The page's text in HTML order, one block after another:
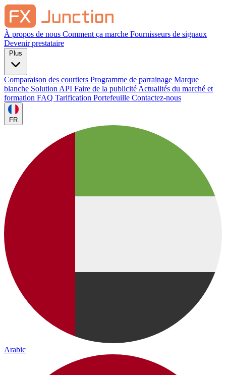
À propos de nous Comment ça marche Fournisseurs de signaux
Devenir prestataire
Comparaison des courtiers Programme de parrainage Marque
blanche Solution API Faire de la publicité Actualités du marché et
formation FAQ Tarification Portefeuille Contactez-nous
FR
Arabic